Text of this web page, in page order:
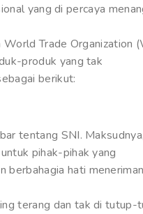
yang di percaya
Trade Organization
produk yang tak
berikut:
tentang SNI.
pihak-pihak yang
berbahagia hati
terang dan tak di tutup-